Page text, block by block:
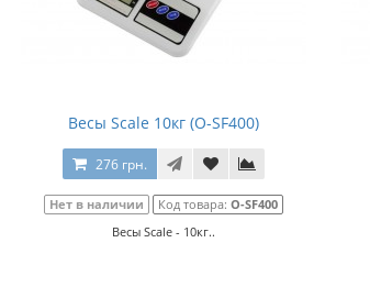
Весы Scale 10кг (О-SF400)
276 грн.
Нет в наличии Код товара: О-SF400
Весы Scale - 10кг..